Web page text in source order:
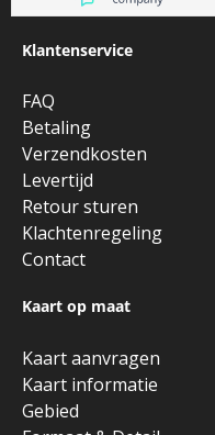
Klantenservice
FAQ
Betaling
Verzendkosten
Levertijd
Retour sturen
Klachtenregeling
Contact
Kaart op maat
Kaart aanvragen
Kaart informatie
Gebied